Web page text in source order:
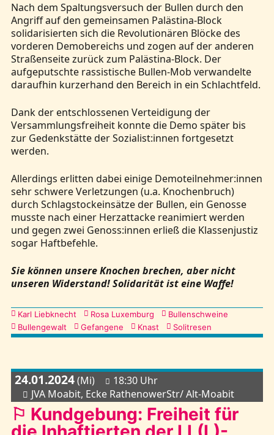
Nach dem Spaltungsversuch der Bullen durch den
Angriff auf den gemeinsamen Palästina-Block
solidarisierten sich die Revolutionären Blöcke des
vorderen Demobereichs und zogen auf der anderen
Straßenseite zurück zum Palästina-Block. Der
aufgeputschte rassistische Bullen-Mob verwandelte
daraufhin kurzerhand den Bereich in ein Schlachtfeld.
Dank der entschlossenen Verteidigung der
Versammlungsfreiheit konnte die Demo später bis
zur Gedenkstätte der Sozialist:innen fortgesetzt
werden.
Allerdings erlitten dabei einige Demoteilnehmer:innen
sehr schwere Verletzungen (u.a. Knochenbruch)
durch Schlagstockeinsätze der Bullen, ein Genosse
musste nach einer Herzattacke reanimiert werden
und gegen zwei Genoss:innen erließ die Klassenjustiz
sogar Haftbefehle.
Sie können unsere Knochen brechen, aber nicht
unseren Widerstand! Solidarität ist eine Waffe!
Kategorien
Karl Liebknecht Rosa Luxemburg
Bullenschweine
Bullengewalt
Gefangene Knast Solitresen
24.01.2024(Mi)
18:30 Uhr
JVA Moabit, Ecke RathenowerStr/ Alt-Moabit
⚐ Kundgebung: Freiheit für